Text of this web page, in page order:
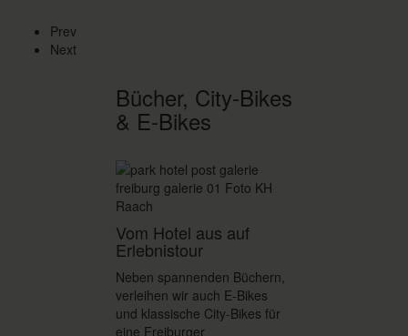
Prev
Next
Bücher, City-Bikes
& E-Bikes
Vom Hotel aus auf
Erlebnistour
Neben spannenden Büchern,
verleihen wir auch E-Bikes
und klassische City-Bikes für
eine Freiburger